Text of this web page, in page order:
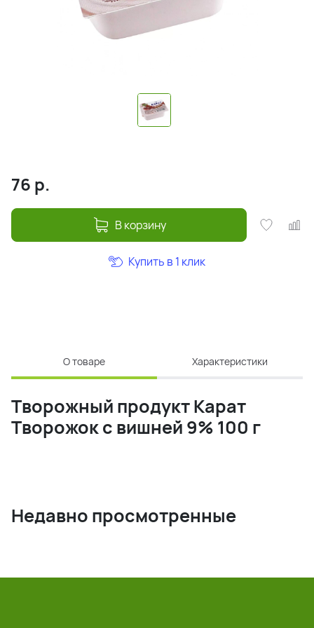
76 р.
В корзину
Купить в 1 клик
О товаре Характеристики
Творожный продукт Карат
Творожок с вишней 9% 100 г
Недавно просмотренные